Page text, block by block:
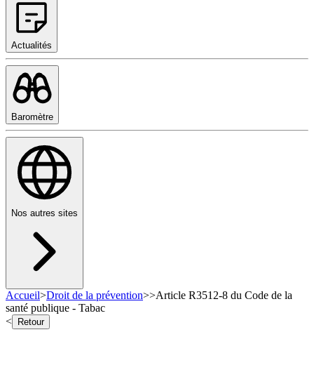
Actualités
Baromètre
Nos autres sites
Accueil>Droit de la prévention>>Article R3512-8 du Code de la
santé publique - Tabac
<
Retour